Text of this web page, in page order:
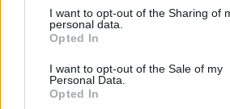
I want to opt-out of the Sharing of
personal data.
Opted In
I want to opt-out of the Sale of my
Personal Data.
Opted In
contribuì in prima persona alla
“Britannia Unchained”
di meno tasse e meno stato.
futuro ancora più in alto se